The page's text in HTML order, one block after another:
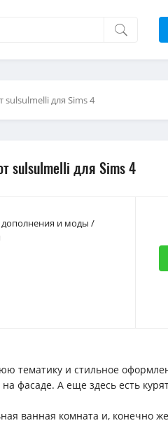
для Sims 4
sulsulmelli для Sims 4
дополнения и моды /
тематику и стильное
фасаде. А еще здесь есть
ванная комната и, конечно